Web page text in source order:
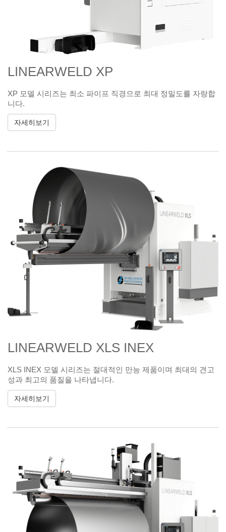
LINEARWELD XP
XP 모델 시리즈는 최소 파이프 직경으로 최대 정밀도를 자랑합
니다.
자세히보기
LINEARWELD XLS INEX
XLS INEX 모델 시리즈는 절대적인 만능 제품이며 최대의 견고
성과 최고의 품질을 나타냅니다.
자세히보기